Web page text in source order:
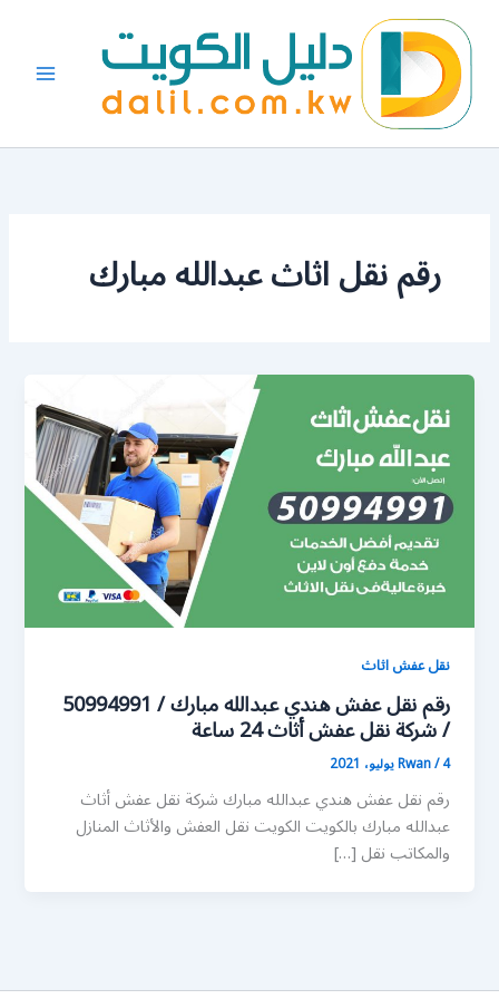
المحتوى
رقم نقل اثاث عبدالله مبارك
نقل عفش اثاث
رقم نقل عفش هندي عبدالله مبارك / 50994991
/ شركة نقل عفش أثاث 24 ساعة
Rwan/4 يوليو، 2021
رقم نقل عفش هندي عبدالله مبارك شركة نقل عفش أثاث
عبدالله مبارك بالكويت الكويت نقل العفش والأثاث المنازل
والمكاتب نقل […]